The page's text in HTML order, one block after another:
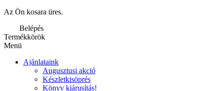
Az Ön kosara üres.
Belépés
Termékkörök
Menü
Ajánlataink
Augusztusi akció
Készletkisöprés
Könyv kiárusítás!